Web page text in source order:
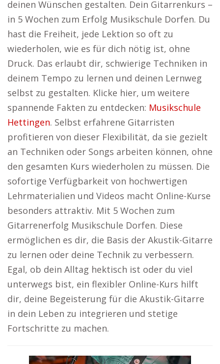
deinen Wünschen gestalten. Dein Gitarrenkurs –
in 5 Wochen zum Erfolg Musikschule Dorfen. Du
hast die Freiheit, jede Lektion so oft zu
wiederholen, wie es für dich nötig ist, ohne
Druck. Das erlaubt dir, schwierige Techniken in
deinem Tempo zu lernen und deinen Lernweg
selbst zu gestalten. Klicke hier, um weitere
spannende Fakten zu entdecken: Musikschule
Hettingen. Selbst erfahrene Gitarristen
profitieren von dieser Flexibilität, da sie gezielt
an Techniken oder Songs arbeiten können, ohne
den gesamten Kurs wiederholen zu müssen. Die
sofortige Verfügbarkeit von hochwertigen
Lehrmaterialien und Videos macht Online-Kurse
besonders attraktiv. Mit 5 Wochen zum
Gitarrenerfolg Musikschule Dorfen. Diese
ermöglichen es dir, die Basis der Akustik-Gitarre
zu lernen oder deine Technik zu verbessern.
Egal, ob dein Alltag hektisch ist oder du viel
unterwegs bist, ein flexibler Online-Kurs hilft
dir, deine Begeisterung für die Akustik-Gitarre
in dein Leben zu integrieren und stetige
Fortschritte zu machen.